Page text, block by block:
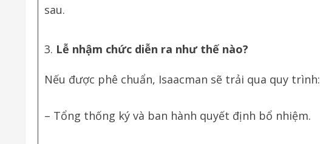
sau.
Lễ nhậm chức diễn ra như thế nào?
Nếu được phê chuẩn, Isaacman sẽ trải qua quy trình:
– Tổng thống ký và ban hành quyết định bổ nhiệm.